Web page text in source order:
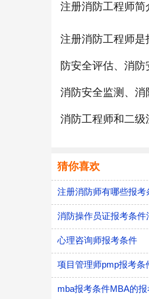
注册消防工程师简
注册消防工程师
防安全评估、消
消防安全监测、
消防工程师和二级
猜你喜欢
注册消防师有哪些报
消防操作员证报考条
心理咨询师报考条件
项目管理师pmp报考
mba报考条件MBA的